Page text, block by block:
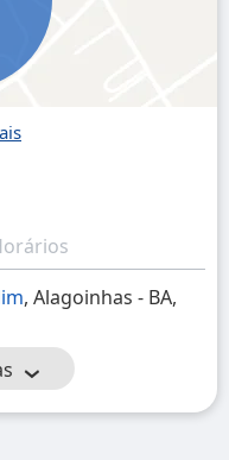
, Alagoinhas - BA,